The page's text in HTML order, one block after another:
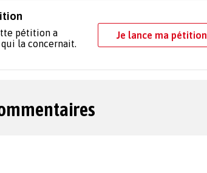
pétition a
la concernait.
Je lance ma pétition